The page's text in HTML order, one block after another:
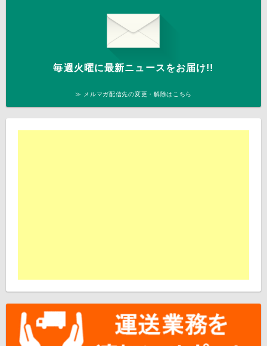
毎週火曜に最新ニュースをお届け!!
≫ メルマガ配信先の変更・解除はこちら